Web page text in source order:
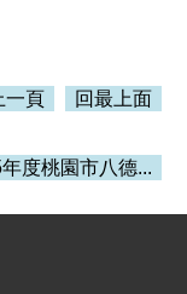
一頁 回最上面
度桃園市八德...